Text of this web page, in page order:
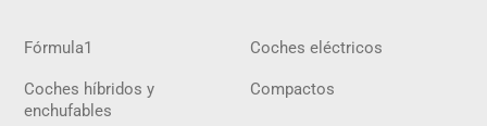
Fórmula1 Coches eléctricos
Coches híbridos y
enchufables
Compactos